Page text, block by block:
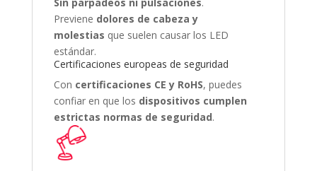
Previene dolores de cabeza y
molestias que suelen causar los LED
estándar.
Certificaciones europeas de seguridad
Con certificaciones CE y RoHS, puedes
confiar en que los dispositivos cumplen
estrictas normas de seguridad.